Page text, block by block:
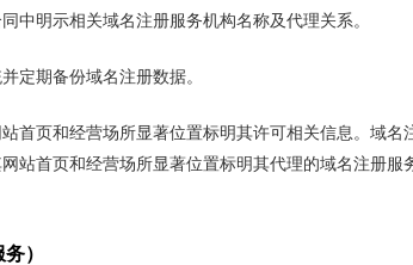
中明示相关域名注册服务机构名称及代理关系。
定期备份域名注册数据。
首页和经营场所显著位置标明其许可相关信息。域名
站首页和经营场所显著位置标明其代理的域名注册服
）